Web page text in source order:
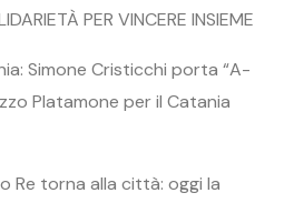
PER VINCERE INSIEME
Simone Cristicchi porta “A-
Platamone per il Catania
Re torna alla città: oggi la